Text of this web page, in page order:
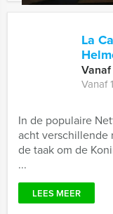
La
Vanaf
Vanaf
In de populaire
acht verschillende
de taak om de
...
LEES MEER